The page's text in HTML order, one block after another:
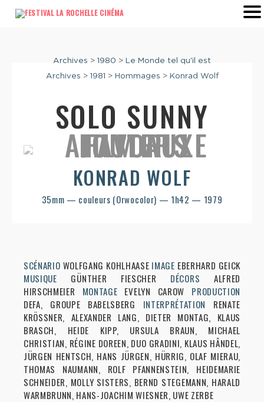
Archives > 1980 > Le Monde tel qu'il est
Archives > 1981 > Hommages > Konrad Wolf
SOLO SUNNY
KONRAD WOLF
35mm — couleurs (Orwocolor) — 1h42 — 1979
SCÉNARIO WOLFGANG KOHLHAASE IMAGE EBERHARD GEICK
MUSIQUE GÜNTHER FIESCHER DÉCORS ALFRED
HIRSCHMEIER MONTAGE EVELYN CAROW PRODUCTION
DEFA, GROUPE BABELSBERG INTERPRÉTATION
RENATE
KRÖSSNER, ALEXANDER LANG, DIETER MONTAG, KLAUS
BRASCH, HEIDE KIPP, URSULA BRAUN, MICHAEL
CHRISTIAN, RÉGINE DOREEN, DUO GRADINI, KLAUS HÂNDEL,
JÜRGEN HENTSCH, HANS JÜRGEN, HÜRRIG, OLAF MIERAU,
THOMAS NAUMANN, ROLF PFANNENSTEIN, HEIDEMARIE
SCHNEIDER, MOLLY SISTERS, BERND STEGEMANN, HARALD
WARMBRUNN, HANS-JOACHIM WIESNER, UWE ZERBE